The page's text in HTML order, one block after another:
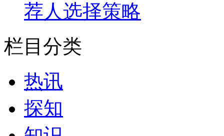
荐人选择策略
栏目分类
热讯
探知